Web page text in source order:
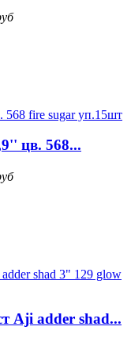
цв. 568...
Aji adder shad...